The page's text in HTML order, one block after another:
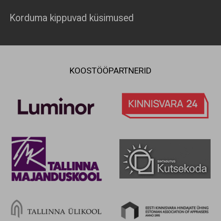
Korduma kippuvad küsimused
KOOSTÖÖPARTNERID